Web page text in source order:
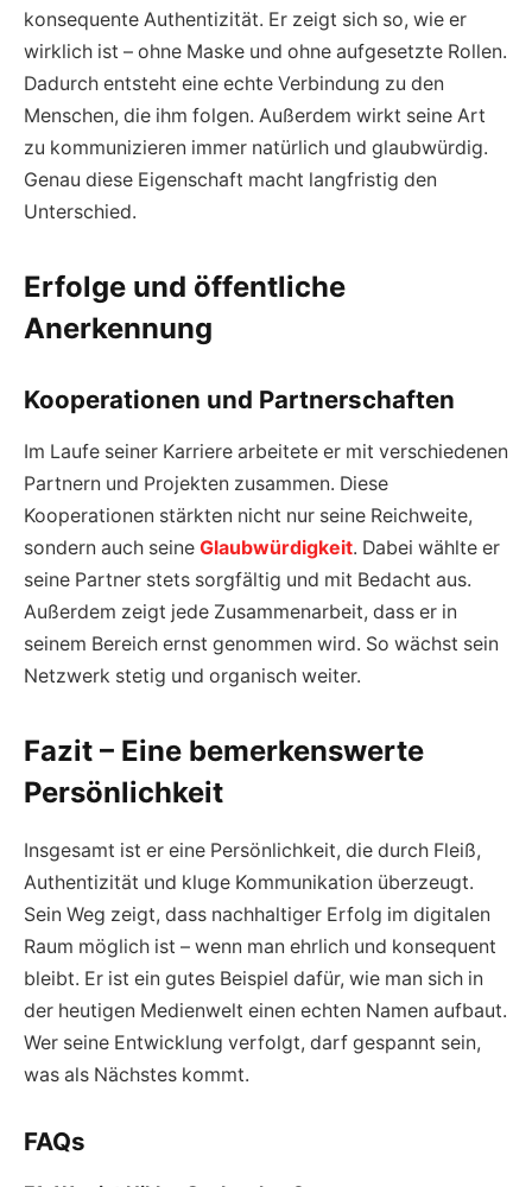
konsequente Authentizität. Er zeigt sich so, wie er
wirklich ist – ohne Maske und ohne aufgesetzte Rollen.
Dadurch entsteht eine echte Verbindung zu den
Menschen, die ihm folgen. Außerdem wirkt seine Art
zu kommunizieren immer natürlich und glaubwürdig.
Genau diese Eigenschaft macht langfristig den
Unterschied.
Erfolge und öffentliche
Anerkennung
Kooperationen und Partnerschaften
Im Laufe seiner Karriere arbeitete er mit verschiedenen
Partnern und Projekten zusammen. Diese
Kooperationen stärkten nicht nur seine Reichweite,
sondern auch seine Glaubwürdigkeit. Dabei wählte er
seine Partner stets sorgfältig und mit Bedacht aus.
Außerdem zeigt jede Zusammenarbeit, dass er in
seinem Bereich ernst genommen wird. So wächst sein
Netzwerk stetig und organisch weiter.
Fazit – Eine bemerkenswerte
Persönlichkeit
Insgesamt ist er eine Persönlichkeit, die durch Fleiß,
Authentizität und kluge Kommunikation überzeugt.
Sein Weg zeigt, dass nachhaltiger Erfolg im digitalen
Raum möglich ist – wenn man ehrlich und konsequent
bleibt. Er ist ein gutes Beispiel dafür, wie man sich in
der heutigen Medienwelt einen echten Namen aufbaut.
Wer seine Entwicklung verfolgt, darf gespannt sein,
was als Nächstes kommt.
FAQs